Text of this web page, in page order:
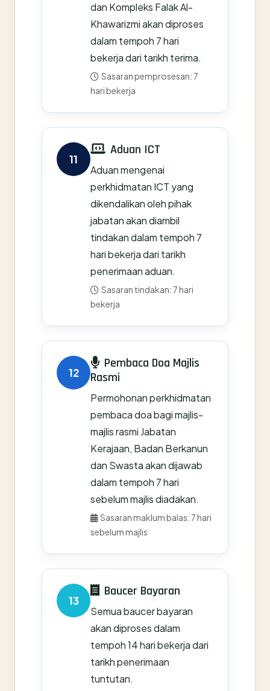
dan Kompleks Falak Al-
Khawarizmi akan diproses
dalam tempoh 7 hari
bekerja dari tarikh terima.
Sasaran pemprosesan: 7
hari bekerja
11
Aduan ICT
Aduan mengenai
perkhidmatan ICT yang
dikendalikan oleh pihak
jabatan akan diambil
tindakan dalam tempoh 7
hari bekerja dari tarikh
penerimaan aduan.
Sasaran tindakan: 7 hari
bekerja
12
Pembaca Doa Majlis
Rasmi
Permohonan perkhidmatan
pembaca doa bagi majlis-
majlis rasmi Jabatan
Kerajaan, Badan Berkanun
dan Swasta akan dijawab
dalam tempoh 7 hari
sebelum majlis diadakan.
Sasaran maklum balas: 7 hari
sebelum majlis
13
Baucer Bayaran
Semua baucer bayaran
akan diproses dalam
tempoh 14 hari bekerja dari
tarikh penerimaan
tuntutan.